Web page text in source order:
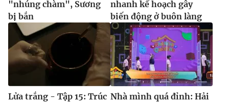
"nhúng chàm", Sương
bị bắn
nhanh kế hoạch gây
biến động ở buôn làng
Lửa trắng - Tập 15: Trúc Nhà mình quá đỉnh: Hải